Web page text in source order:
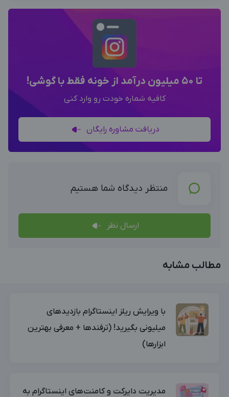
تا 50 میلیون درآمد از خونه فقط با گوشی!
کافیه شماره خودت رو وارد کنی
دریافت مشاوره رایگان
منتظر دیدگاه شما هستیم
ارسال نظر
مطالب مشابه
با ویرایش ریلز اینستاگرام بازدیدهای
میلیونی بگیرید! (ترفندها + معرفی بهترین
ابزارها)
مدیریت دایرکت‌ و کامنت‌های اینستاگرام به